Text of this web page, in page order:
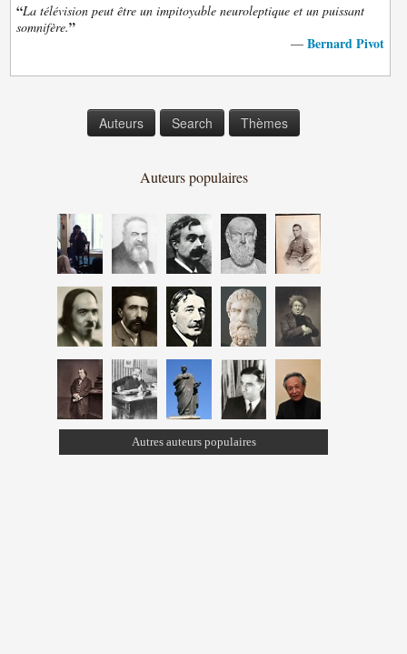
“La télévision peut être un impitoyable neuroleptique et un puissant
somnifère.”
— Bernard Pivot
Auteurs Search Thèmes
Auteurs populaires
Autres auteurs populaires